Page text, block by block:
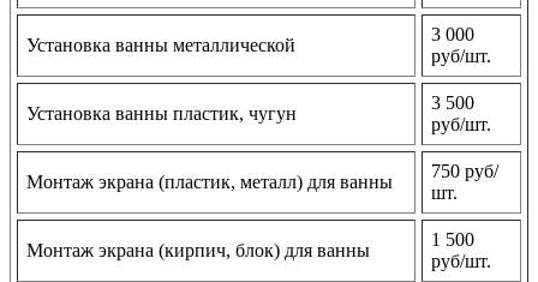
Установка ванны металлической
3 000
руб/шт.
Установка ванны пластик, чугун
3 500
руб/шт.
Монтаж экрана (пластик, металл) для ванны
750 руб/
шт.
Монтаж экрана (кирпич, блок) для ванны
1 500
руб/шт.